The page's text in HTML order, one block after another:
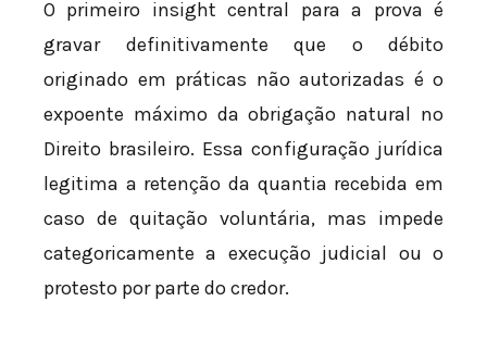
O primeiro insight central para a prova é
gravar definitivamente que o débito
originado em práticas não autorizadas é o
expoente máximo da obrigação natural no
Direito brasileiro. Essa configuração jurídica
legitima a retenção da quantia recebida em
caso de quitação voluntária, mas impede
categoricamente a execução judicial ou o
protesto por parte do credor.